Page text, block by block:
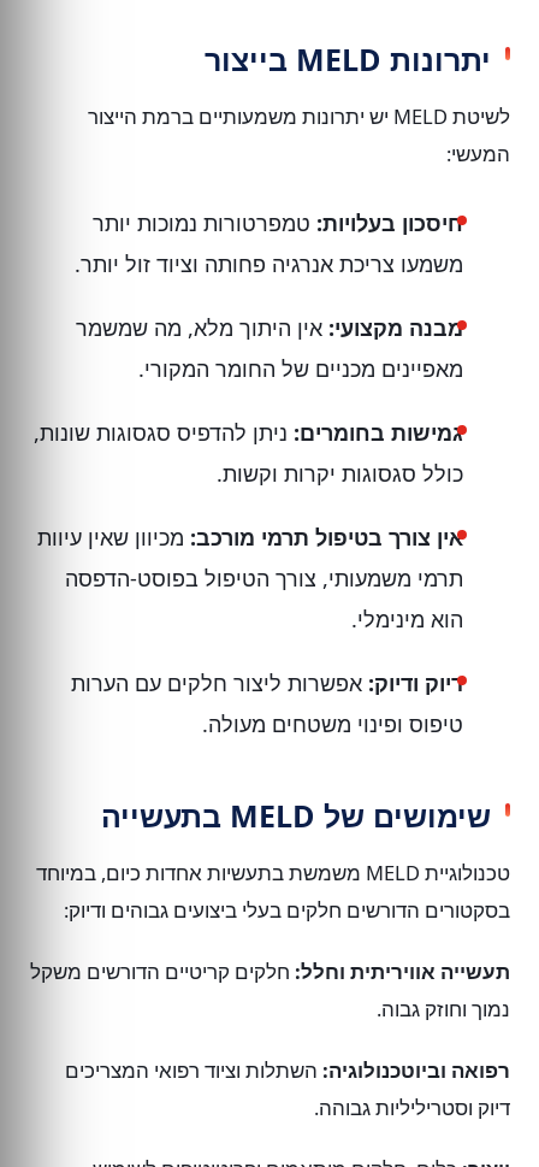
יתרונות MELD בייצור
לשיטת MELD יש יתרונות משמעותיים ברמת הייצור
המעשי:
חיסכון בעלויות: טמפרטורות נמוכות יותר
משמעו צריכת אנרגיה פחותה וציוד זול יותר.
מבנה מקצועי: אין היתוך מלא, מה שמשמר
מאפיינים מכניים של החומר המקורי.
גמישות בחומרים: ניתן להדפיס סגסוגות שונות,
כולל סגסוגות יקרות וקשות.
אין צורך בטיפול תרמי מורכב: מכיוון שאין עיוות
תרמי משמעותי, צורך הטיפול בפוסט-הדפסה
הוא מינימלי.
דיוק ודיוק: אפשרות ליצור חלקים עם הערות
טיפוס ופינוי משטחים מעולה.
שימושים של MELD בתעשייה
טכנולוגיית MELD משמשת בתעשיות אחדות כיום, במיוחד
בסקטורים הדורשים חלקים בעלי ביצועים גבוהים ודיוק:
תעשייה אוויריתית וחלל: חלקים קריטיים הדורשים משקל
נמוך וחוזק גבוה.
רפואה וביוטכנולוגיה: השתלות וציוד רפואי המצריכים
דיוק וסטריליליות גבוהה.